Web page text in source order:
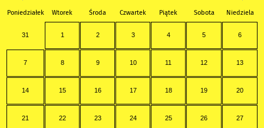
Poniedziałek Wtorek Środa Czwartek Piątek Sobota Niedziela
31 1 2 3 4 5 6
7 8 9 10 11 12 13
14 15 16 17 18 19 20
21 22 23 24 25 26 27